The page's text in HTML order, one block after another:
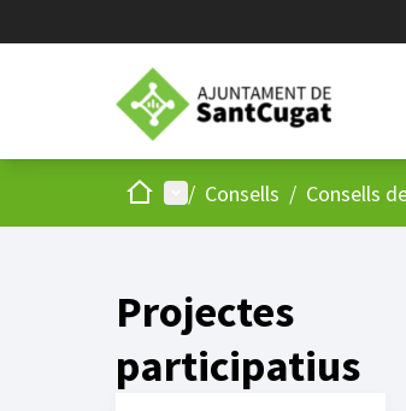
Inici Menú principal
/ Consells / Consells
Projectes
participatius